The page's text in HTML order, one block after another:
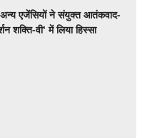
एजेंसियों ने संयुक्त आतंकवाद-
शक्ति-वी' में लिया हिस्सा